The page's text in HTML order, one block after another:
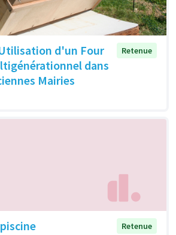
d'un Four
dans
Mairies
Retenue
Retenue